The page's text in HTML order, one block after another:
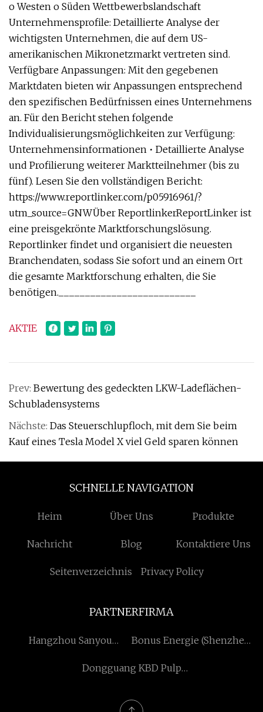
o Westen o Süden Wettbewerbslandschaft
Unternehmensprofile: Detaillierte Analyse der
wichtigsten Unternehmen, die auf dem US-
amerikanischen Mikronetzmarkt vertreten sind.
Verfügbare Anpassungen: Mit den gegebenen
Marktdaten bieten wir Anpassungen entsprechend
den spezifischen Bedürfnissen eines Unternehmens
an. Für den Bericht stehen folgende
Individualisierungsmöglichkeiten zur Verfügung:
Unternehmensinformationen • Detaillierte Analyse
und Profilierung weiterer Marktteilnehmer (bis zu
fünf). Lesen Sie den vollständigen Bericht:
https://www.reportlinker.com/p05916961/?
utm_source=GNWÜber ReportlinkerReportLinker ist
eine preisgekrönte Marktforschungslösung.
Reportlinker findet und organisiert die neuesten
Branchendaten, sodass Sie sofort und an einem Ort
die gesamte Marktforschung erhalten, die Sie
benötigen.__________________________
AKTIE
Prev: Bewertung des gedeckten LKW-Ladeflächen-
Schubladensystems
Nächste: Das Steuerschlupfloch, mit dem Sie beim
Kauf eines Tesla Model X viel Geld sparen können
SCHNELLE NAVIGATION
Heim Über Uns Produkte
Nachricht Blog Kontaktiere Uns
Seitenverzeichnis Privacy Policy
PARTNERFIRMA
Hangzhou Sanyou
Bonus Energie (Shenzhen)
Dongguang KBD Pulp
Co., Ltd.